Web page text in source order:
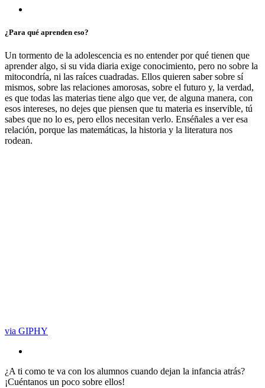
¿Para qué aprenden eso?
Un tormento de la adolescencia es no entender por qué tienen que
aprender algo, si su vida diaria exige conocimiento, pero no sobre la
mitocondría, ni las raíces cuadradas. Ellos quieren saber sobre sí
mismos, sobre las relaciones amorosas, sobre el futuro y, la verdad,
es que todas las materias tiene algo que ver, de alguna manera, con
esos intereses, no dejes que piensen que tu materia es inservible, tú
sabes que no lo es, pero ellos necesitan verlo. Enséñales a ver esa
relación, porque las matemáticas, la historia y la literatura nos
rodean.
via GIPHY
¿A ti como te va con los alumnos cuando dejan la infancia atrás?
¡Cuéntanos un poco sobre ellos!